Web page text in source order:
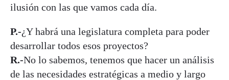
ilusión con las que vamos cada día.
P.-¿Y habrá una legislatura completa para poder
desarrollar todos esos proyectos?
R.-No lo sabemos, tenemos que hacer un análisis
de las necesidades estratégicas a medio y largo